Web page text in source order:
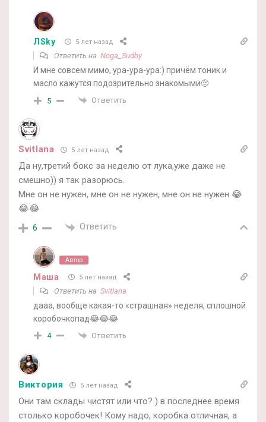
ЛSky 5 лет назад
Ответить на Noga_Sudby
И мне совсем мимо, ура-ура-ура:) причём тоник и
масло кажутся подозрительно знакомыми🤨
5 Ответить
Svitlana 5 лет назад
Да ну,третий бокс за неделю от лука,уже даже не
смешно)) я так разорюсь.
Мне он не нужен, мне он не нужен, мне он не нужен 😂
😂😂
6 Ответить
Автор
Маша 5 лет назад
Ответить на Svitlana
дааа, вообще какая-то «страшная» неделя, сплошной
коробочкопад😂😂😂
4 Ответить
Виктория 5 лет назад
Они там склады чистят или что? ) в последнее время
столько коробочек! Кому надо, коробка отличная, а